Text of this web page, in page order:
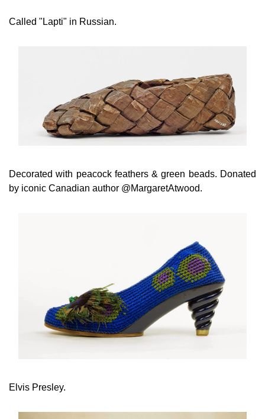
Called "Lapti" in Russian.
Decorated with peacock feathers & green beads. Donated
by iconic Canadian author @MargaretAtwood.
Elvis Presley.